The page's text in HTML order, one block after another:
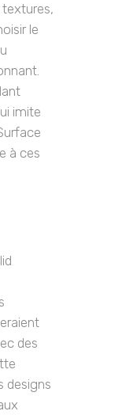
le
imite
à ces
des
designs